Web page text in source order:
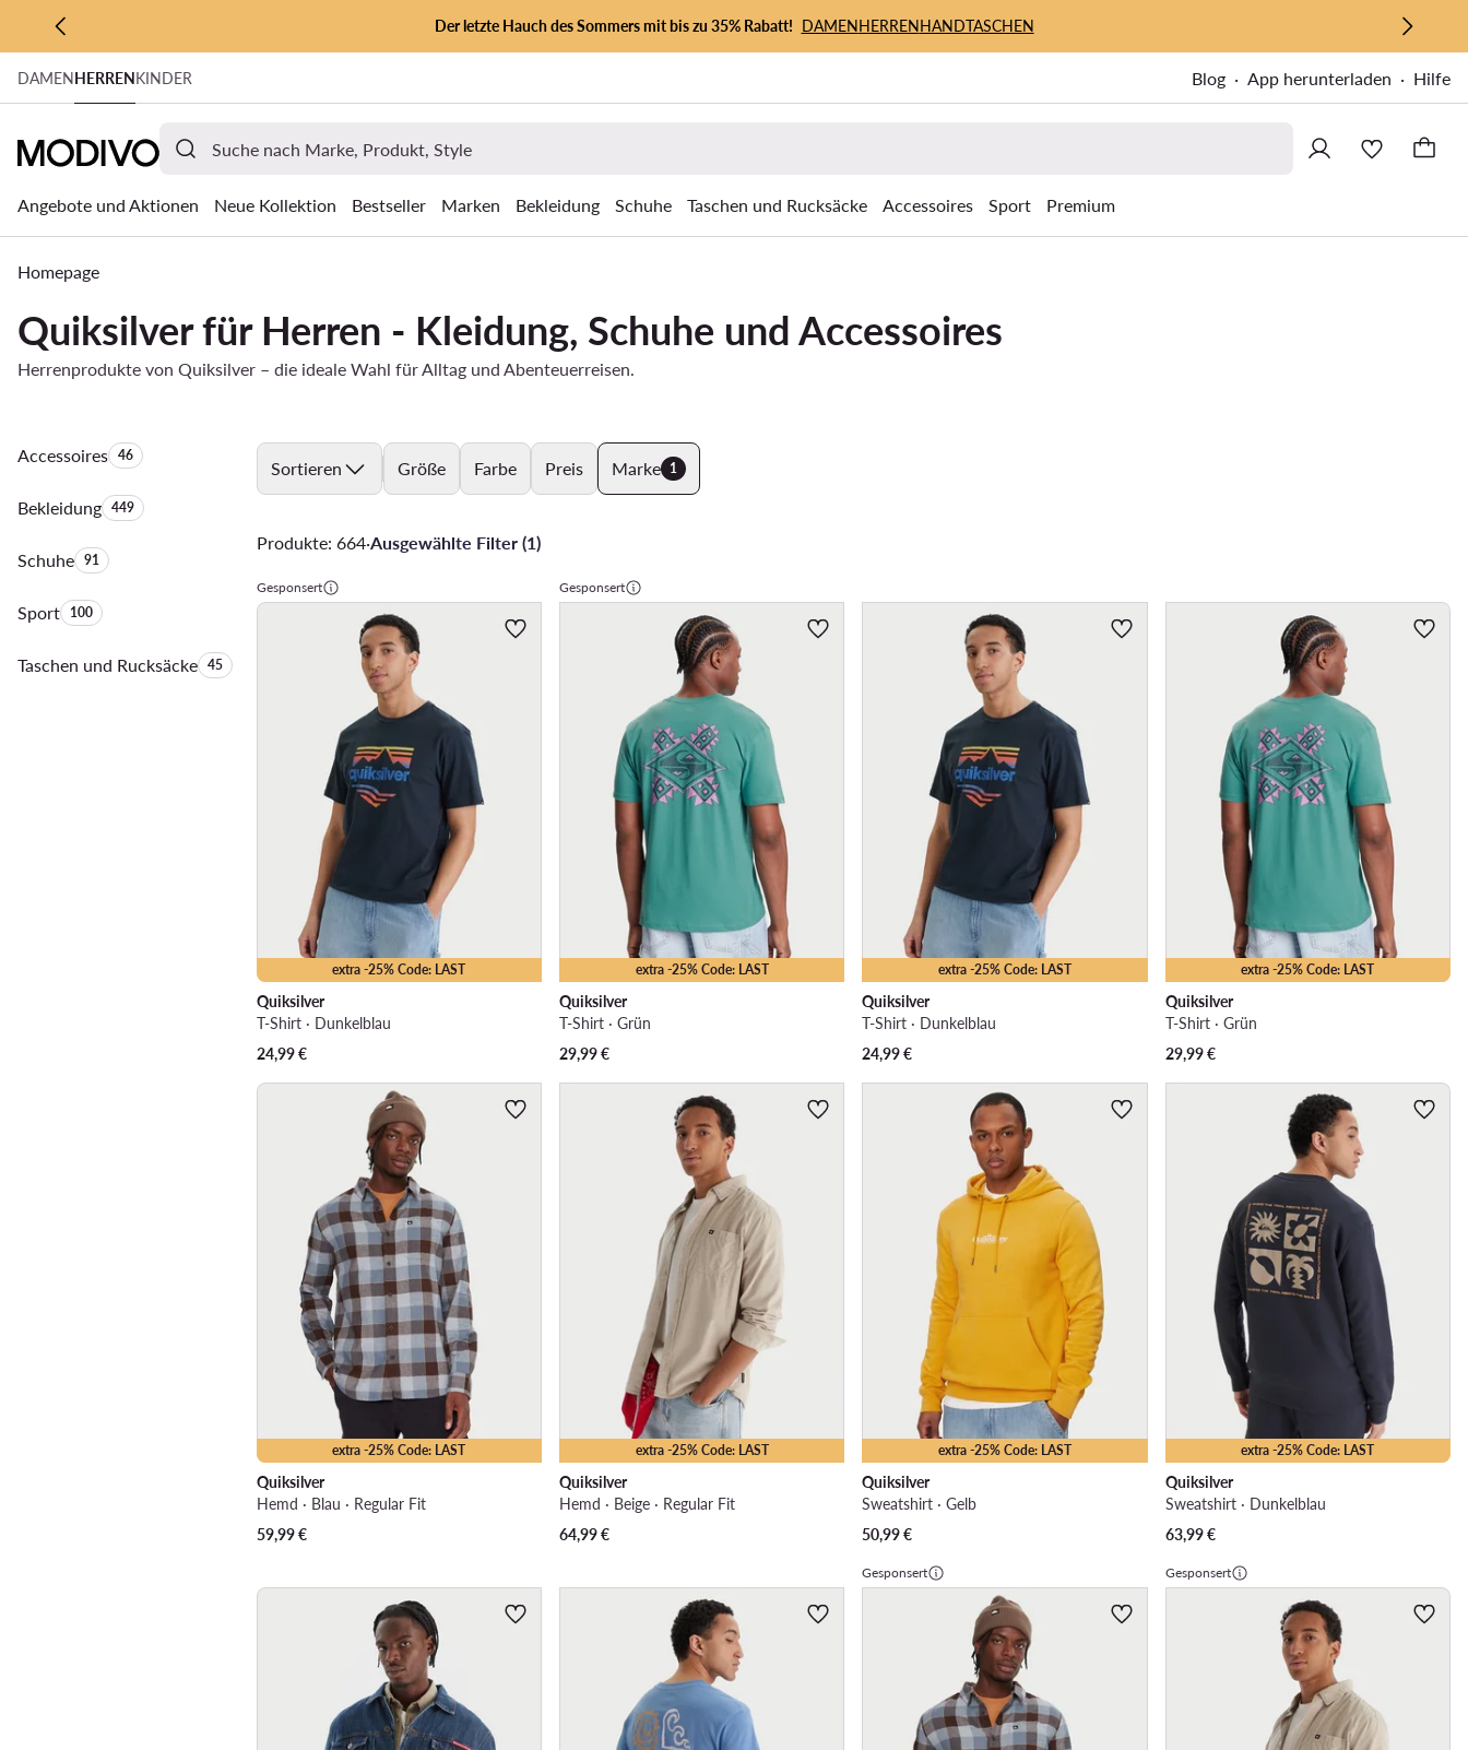
ZUM HAUPTINHALT SPRINGEN
ZUR SUCHE
Der letzte Hauch des Sommers mit bis zu 35% Rabatt! DAMENHERRENHANDTASCHEN
DAMENHERRENKINDER Blog App herunterladen Hilfe
Angebote und Aktionen Neue Kollektion Bestseller Marken Bekleidung Schuhe Taschen und Rucksäcke Accessoires Sport Premium
Homepage
Quiksilver für Herren - Kleidung, Schuhe und Accessoires
Herrenprodukte von Quiksilver – die ideale Wahl für Alltag und Abenteuerreisen.
AccessoiresAnzahl der Produkte:
46
BekleidungAnzahl der Produkte:
449
SchuheAnzahl der Produkte:
91
SportAnzahl der Produkte:
100
Taschen und RucksäckeAnzahl der Produkte:
45
Sortieren Größe Farbe Preis Marke 1
Produkte: 664·Ausgewählte Filter (1)
Gesponsert
extra -25% Code: LAST
Quiksilver
T-Shirt · Dunkelblau
24,99€
Gesponsert
extra -25% Code: LAST
Quiksilver
T-Shirt · Grün
29,99€
extra -25% Code: LAST
Quiksilver
T-Shirt · Dunkelblau
24,99€
extra -25% Code: LAST
Quiksilver
T-Shirt · Grün
29,99€
extra -25% Code: LAST
Quiksilver
Hemd · Blau · Regular Fit
59,99€
extra -25% Code: LAST
Quiksilver
Hemd · Beige · Regular Fit
64,99€
extra -25% Code: LAST
Quiksilver
Sweatshirt · Gelb
50,99€
extra -25% Code: LAST
Quiksilver
Sweatshirt · Dunkelblau
63,99€
Gesponsert Gesponsert